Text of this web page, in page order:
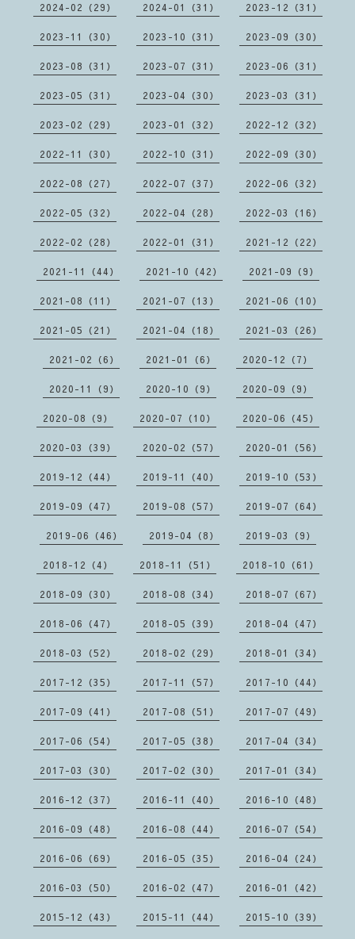
2024-02（29） 2024-01（31） 2023-12（31）
2023-11（30） 2023-10（31） 2023-09（30）
2023-08（31） 2023-07（31） 2023-06（31）
2023-05（31） 2023-04（30） 2023-03（31）
2023-02（29） 2023-01（32） 2022-12（32）
2022-11（30） 2022-10（31） 2022-09（30）
2022-08（27） 2022-07（37） 2022-06（32）
2022-05（32） 2022-04（28） 2022-03（16）
2022-02（28） 2022-01（31） 2021-12（22）
2021-11（44） 2021-10（42） 2021-09（9）
2021-08（11） 2021-07（13） 2021-06（10）
2021-05（21） 2021-04（18） 2021-03（26）
2021-02（6） 2021-01（6） 2020-12（7）
2020-11（9） 2020-10（9） 2020-09（9）
2020-08（9） 2020-07（10） 2020-06（45）
2020-03（39） 2020-02（57） 2020-01（56）
2019-12（44） 2019-11（40） 2019-10（53）
2019-09（47） 2019-08（57） 2019-07（64）
2019-06（46） 2019-04（8） 2019-03（9）
2018-12（4） 2018-11（51） 2018-10（61）
2018-09（30） 2018-08（34） 2018-07（67）
2018-06（47） 2018-05（39） 2018-04（47）
2018-03（52） 2018-02（29） 2018-01（34）
2017-12（35） 2017-11（57） 2017-10（44）
2017-09（41） 2017-08（51） 2017-07（49）
2017-06（54） 2017-05（38） 2017-04（34）
2017-03（30） 2017-02（30） 2017-01（34）
2016-12（37） 2016-11（40） 2016-10（48）
2016-09（48） 2016-08（44） 2016-07（54）
2016-06（69） 2016-05（35） 2016-04（24）
2016-03（50） 2016-02（47） 2016-01（42）
2015-12（43） 2015-11（44） 2015-10（39）